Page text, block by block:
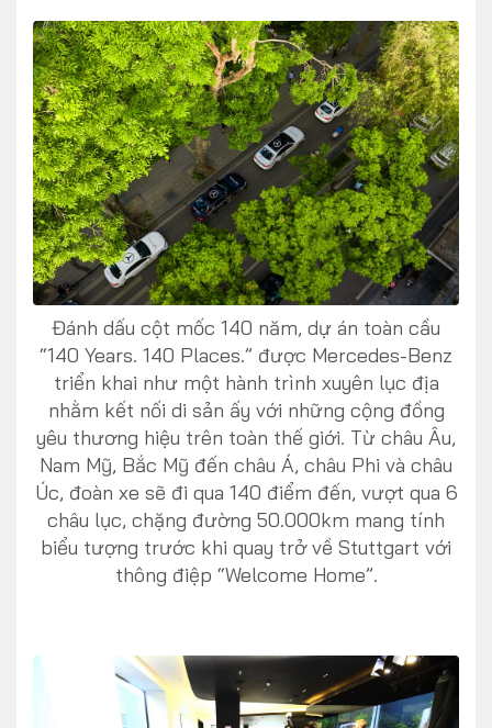
Đánh dấu cột mốc 140 năm, dự án toàn cầu
“140 Years. 140 Places.” được Mercedes-Benz
triển khai như một hành trình xuyên lục địa
nhằm kết nối di sản ấy với những cộng đồng
yêu thương hiệu trên toàn thế giới. Từ châu Âu,
Nam Mỹ, Bắc Mỹ đến châu Á, châu Phi và châu
Úc, đoàn xe sẽ đi qua 140 điểm đến, vượt qua 6
châu lục, chặng đường 50.000km mang tính
biểu tượng trước khi quay trở về Stuttgart với
thông điệp “Welcome Home”.